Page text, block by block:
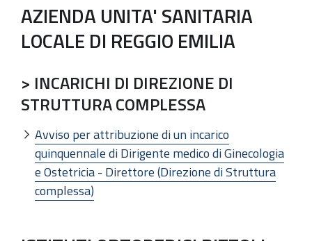
AZIENDA UNITA' SANITARIA
LOCALE DI REGGIO EMILIA
> INCARICHI DI DIREZIONE DI
STRUTTURA COMPLESSA
Avviso per attribuzione di un incarico
quinquennale di Dirigente medico di Ginecologia
e Ostetricia - Direttore (Direzione di Struttura
complessa)